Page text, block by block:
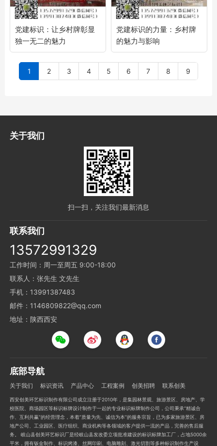
党建标识：让乡村牌彰显
独一无二的魅力
党建标识的力量：乡村牌
的魅力与影响
1 2 3 4 5 6 7 8 9
关于我们
扫一扫，关注我们最新消息
联系我们
13572991329
工作时间：周一至周五 9:00-18:00
联系人：张先生 文先生
手机：13991387483
邮件：1146809822@qq.com
地址：陕西西安
底部导航
关于我们 标识资讯 产品中心 工程案例 创美招聘 联系创美
西安创美环艺标识制作有限公司成立注册于2010年，是集园林景观、旅游景区、房地产、学
校医院、商场园区等标识标牌设计制作于一起的专业标识标牌制作公司，公司秉承“精诚合
作、互利共赢”的经营理念，本着“质量为先、诚信为本”的服务宗旨，已为多家旅游景区、房
地产公司、工业园区、医疗组织、商业机构等各领域的客户提供一流的产品，完善的售后服
务。 岐山县创美环艺标识厂是经岐山县发改委立项批准建设的标识标牌加工厂，占地5000余
平米，拥有钣金制作、标识烤漆、丝网印刷、电脑雕刻、激光切割等多种标识制作生产设